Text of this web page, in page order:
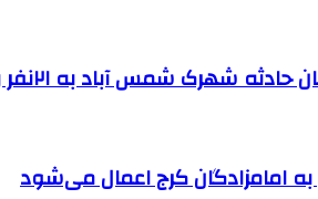
شهرک شمس آباد به ۲۱نفر رسید
امامزادگان کرج اعمال می‌شود